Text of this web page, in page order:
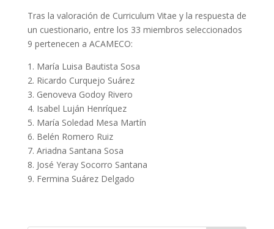
Tras la valoración de Curriculum Vitae y la respuesta de
un cuestionario, entre los 33 miembros seleccionados
9 pertenecen a ACAMECO:
1. María Luisa Bautista Sosa
2. Ricardo Curquejo Suárez
3. Genoveva Godoy Rivero
4. Isabel Luján Henríquez
5. María Soledad Mesa Martín
6. Belén Romero Ruiz
7. Ariadna Santana Sosa
8. José Yeray Socorro Santana
9. Fermina Suárez Delgado